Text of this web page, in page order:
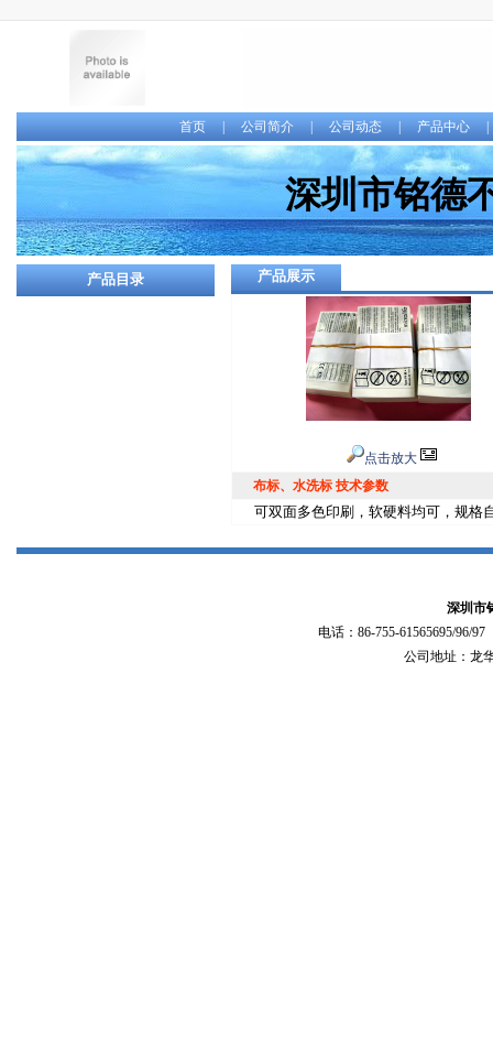
首页 公司简介 公司动态 产品中心
深圳市铭德
产品目录 产品展示
点击放大
布标、水洗标 技术参数
可双面多色印刷，软硬料均可，规格
深圳市
电话：86-755-61565695/96/
公司地址：龙